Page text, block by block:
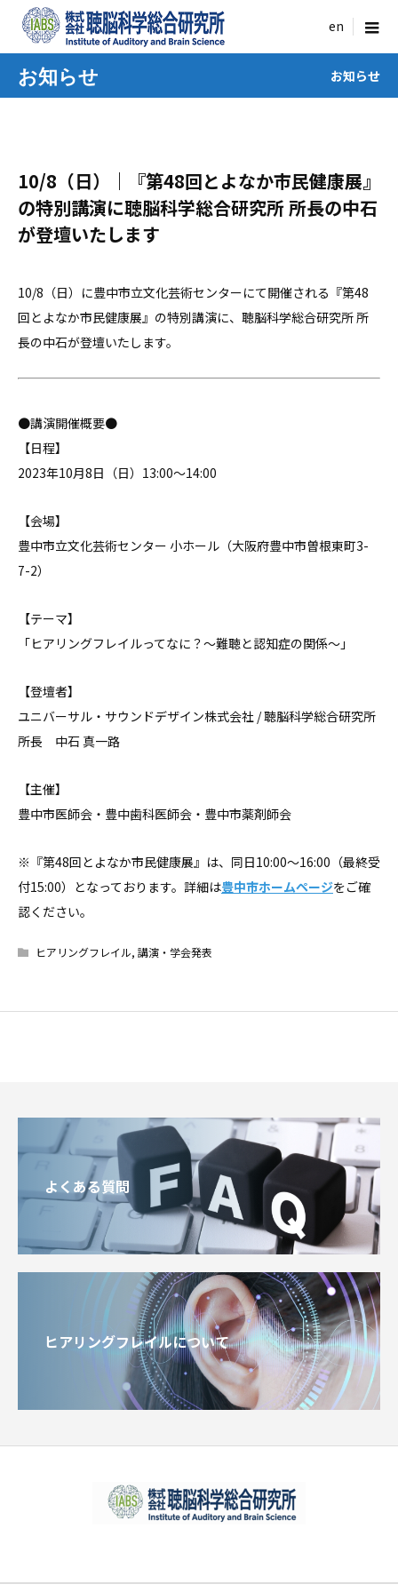
menu
お知らせ お知らせ
10/8（日）｜『第48回とよなか市民健康展』
の特別講演に聴脳科学総合研究所 所長の中石
が登壇いたします
10/8（日）に豊中市立文化芸術センターにて開催される『第48
回とよなか市民健康展』の特別講演に、聴脳科学総合研究所 所
長の中石が登壇いたします。
●講演開催概要●
【日程】
2023年10月8日（日）13:00〜14:00
【会場】
豊中市立文化芸術センター 小ホール （大阪府豊中市曽根東町3-
7-2）
【テーマ】
「ヒアリングフレイルってなに？〜難聴と認知症の関係〜」
【登壇者】
ユニバーサル・サウンドデザイン株式会社 / 聴脳科学総合研究所
所長 中石 真一路
【主催】
豊中市医師会・豊中歯科医師会・豊中市薬剤師会
※『第48回とよなか市民健康展』は、同日10:00〜16:00（最終受
付15:00）となっております。詳細は豊中市ホームページをご確
認ください。
ヒアリングフレイル, 講演・学会発表
よくある質問
ヒアリングフレイルについて